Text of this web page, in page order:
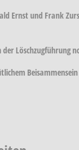
Ernst und Frank
Löschzugführung